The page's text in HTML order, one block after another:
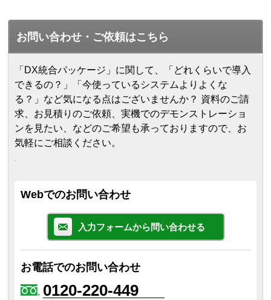
お問い合わせ・ご依頼はこちら
「DX統合パッケージ」に関して、「どれくらいで導入
できるの？」「今使っているシステムよりよくな
る？」など気になる点はございませんか？ 資料のご請
求、お見積りのご依頼、実機でのデモンストレーショ
ンを見たい、などのご希望も承っておりますので、お
気軽にご相談ください。
Webでのお問い合わせ
入力フォームから問い合わせる
お電話でのお問い合わせ
0120-220-449